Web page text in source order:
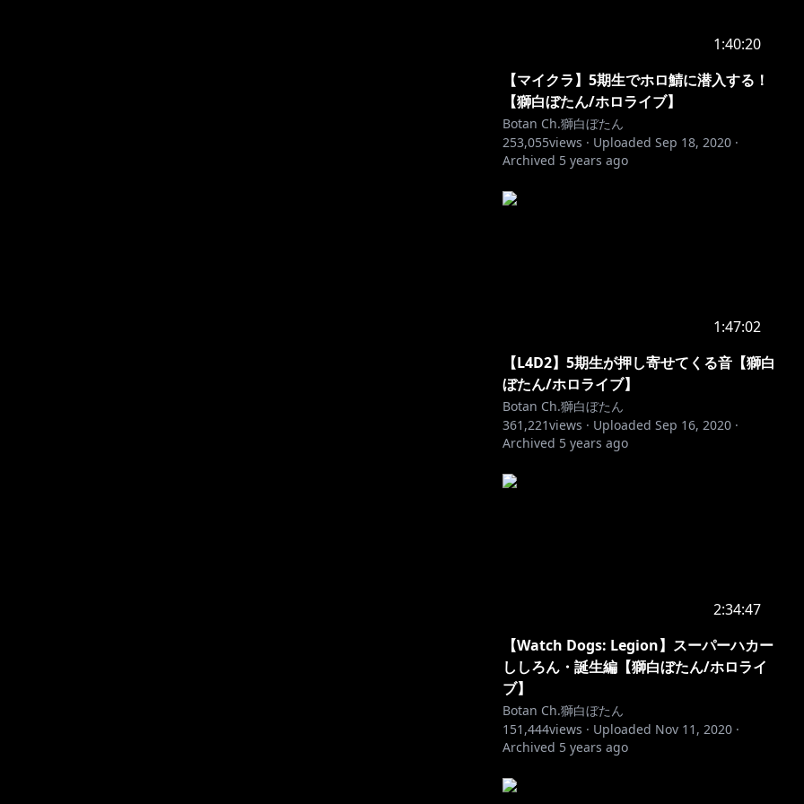
1:40:20
【マイクラ】5期生でホロ鯖に潜入する！
【獅白ぼたん/ホロライブ】
Botan Ch.獅白ぼたん
253,055views · Uploaded Sep 18, 2020 ·
Archived 5 years ago
1:47:02
【L4D2】5期生が押し寄せてくる音【獅白
ぼたん/ホロライブ】
Botan Ch.獅白ぼたん
361,221views · Uploaded Sep 16, 2020 ·
Archived 5 years ago
2:34:47
【Watch Dogs: Legion】スーパーハカー
ししろん・誕生編【獅白ぼたん/ホロライ
ブ】
Botan Ch.獅白ぼたん
151,444views · Uploaded Nov 11, 2020 ·
Archived 5 years ago